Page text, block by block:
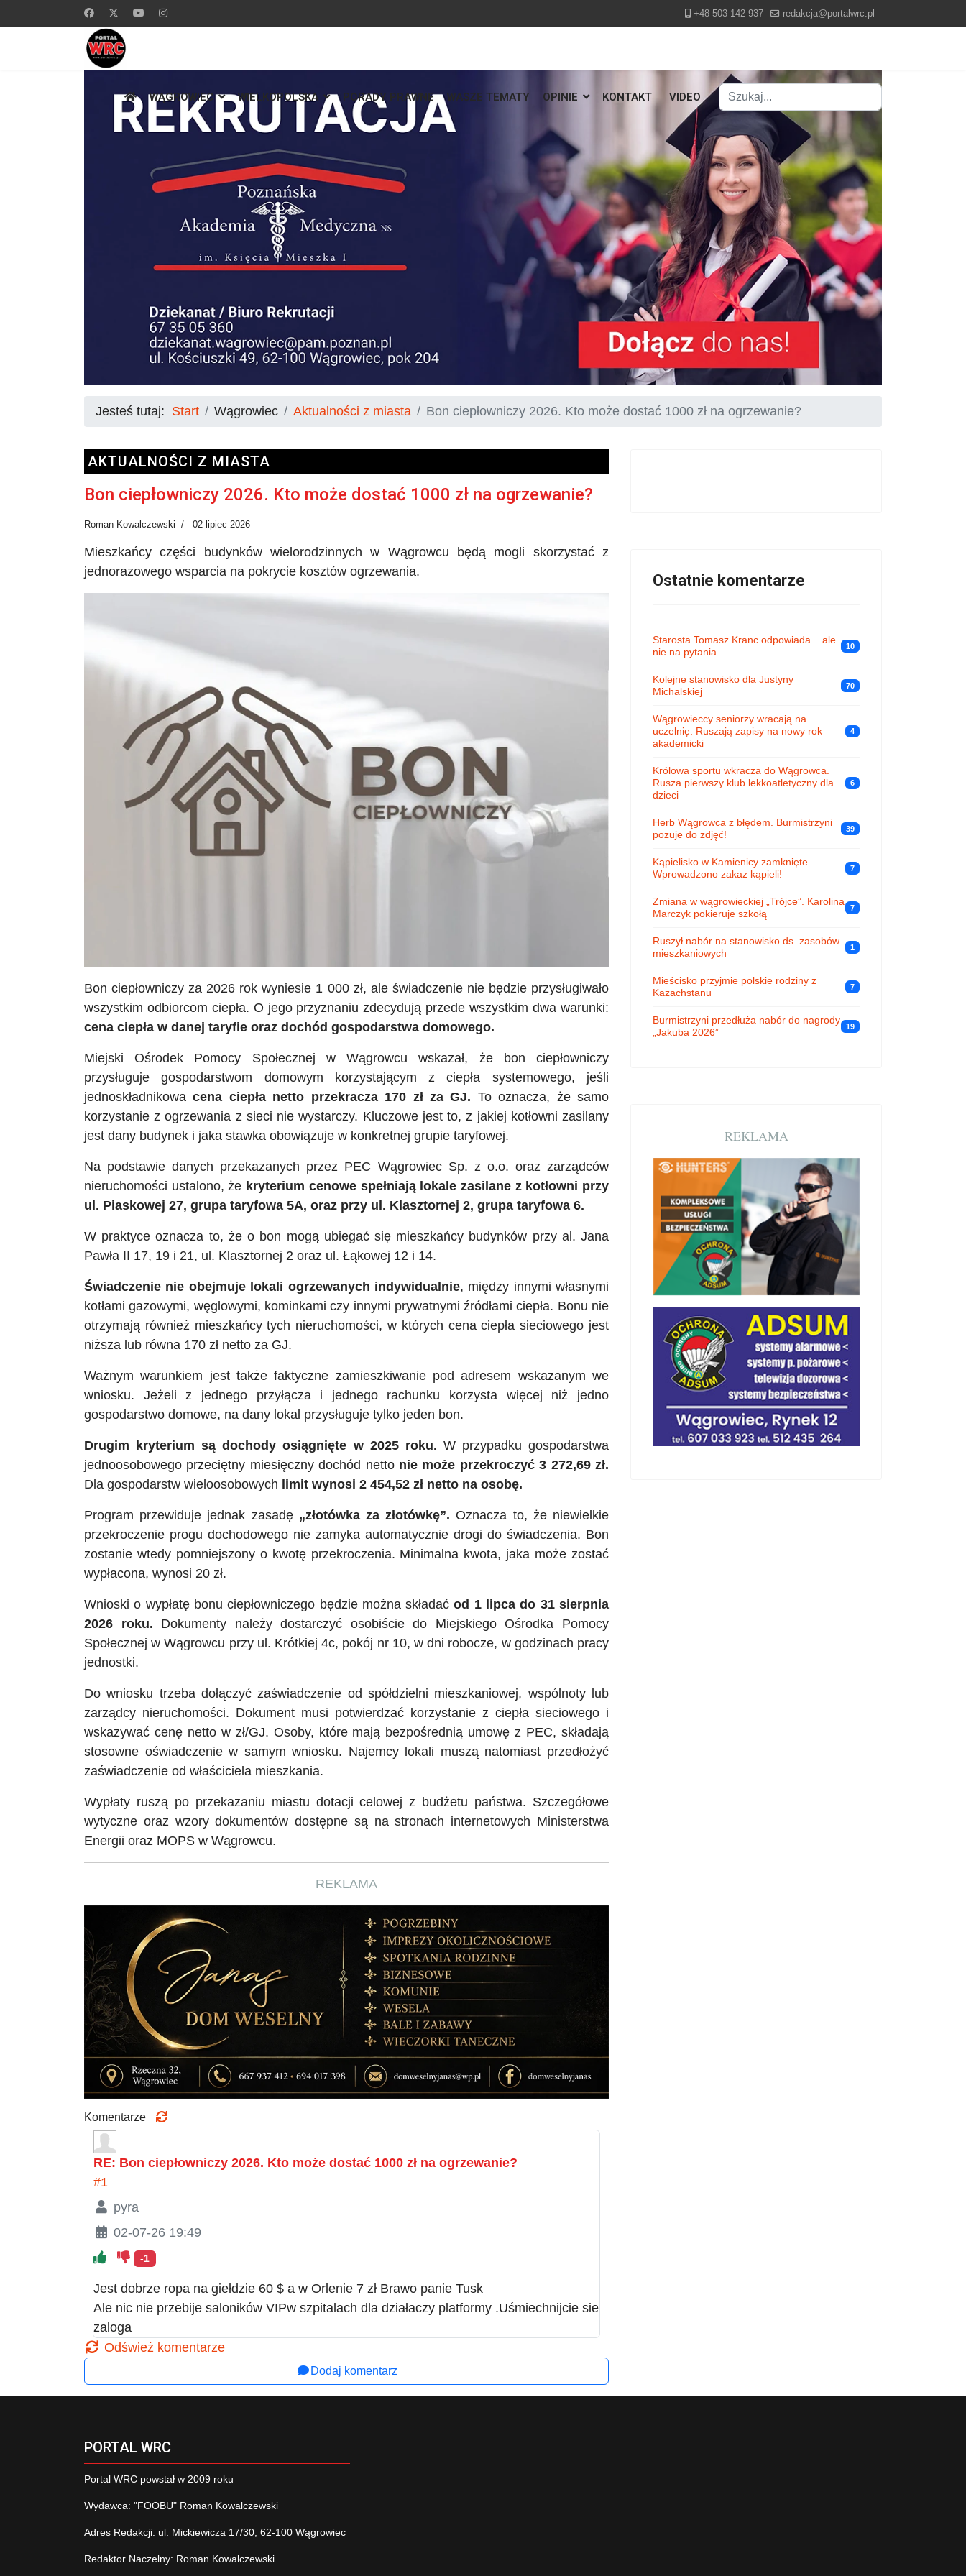
+48 503 142 937 redakcja@portalwrc.pl
WĄGROWIEC WIELKOPOLSKA PORADY PRAWNE WASZE TEMATY OPINIE KONTAKT VIDEO
Szukaj
Type 2 or more characters for results.
Jesteś tutaj: Start Wągrowiec Aktualności z miasta Bon ciepłowniczy 2026. Kto może dostać 1000 zł na ogrzewanie?
AKTUALNOŚCI Z MIASTA
Bon ciepłowniczy 2026. Kto może dostać 1000 zł na ogrzewanie?
Roman Kowalczewski 02 lipiec 2026
Mieszkańcy części budynków wielorodzinnych w Wągrowcu będą mogli skorzystać z
jednorazowego wsparcia na pokrycie kosztów ogrzewania.
Bon ciepłowniczy za 2026 rok wyniesie 1 000 zł, ale świadczenie nie będzie przysługiwało
wszystkim odbiorcom ciepła. O jego przyznaniu zdecydują przede wszystkim dwa warunki:
cena ciepła w danej taryfie oraz dochód gospodarstwa domowego.
Miejski Ośrodek Pomocy Społecznej w Wągrowcu wskazał, że bon ciepłowniczy
przysługuje gospodarstwom domowym korzystającym z ciepła systemowego, jeśli
jednoskładnikowacena ciepła netto przekracza 170 zł za GJ. To oznacza, że samo
korzystanie z ogrzewania z sieci nie wystarczy. Kluczowe jest to, z jakiej kotłowni zasilany
jest dany budynek i jaka stawka obowiązuje w konkretnej grupie taryfowej.
Na podstawie danych przekazanych przez PEC Wągrowiec Sp. z o.o. oraz zarządców
nieruchomości ustalono, że kryterium cenowe spełniają lokale zasilane z kotłowni przy
ul. Piaskowej 27, grupa taryfowa 5A, oraz przy ul. Klasztornej 2, grupa taryfowa 6.
W praktyce oznacza to, że o bon mogą ubiegać się mieszkańcy budynków przy al. Jana
Pawła II 17, 19 i 21, ul. Klasztornej 2 oraz ul. Łąkowej 12 i 14.
Świadczenie nie obejmuje lokali ogrzewanych indywidualnie, między innymi własnymi
kotłami gazowymi, węglowymi, kominkami czy innymi prywatnymi źródłami ciepła. Bonu nie
otrzymają również mieszkańcy tych nieruchomości, w których cena ciepła sieciowego jest
niższa lub równa 170 zł netto za GJ.
Ważnym warunkiem jest także faktyczne zamieszkiwanie pod adresem wskazanym we
wniosku. Jeżeli z jednego przyłącza i jednego rachunku korzysta więcej niż jedno
gospodarstwo domowe, na dany lokal przysługuje tylko jeden bon.
Drugim kryterium są dochody osiągnięte w 2025 roku. W przypadku gospodarstwa
jednoosobowego przeciętny miesięczny dochód nettonie może przekroczyć 3 272,69 zł.
Dla gospodarstw wieloosobowych limit wynosi 2 454,52 zł netto na osobę.
Program przewiduje jednak zasadę „złotówka za złotówkę”. Oznacza to, że niewielkie
przekroczenie progu dochodowego nie zamyka automatycznie drogi do świadczenia. Bon
zostanie wtedy pomniejszony o kwotę przekroczenia. Minimalna kwota, jaka może zostać
wypłacona, wynosi 20 zł.
Wnioski o wypłatę bonu ciepłowniczego będzie można składaćod 1 lipca do 31 sierpnia
2026 roku. Dokumenty należy dostarczyć osobiście do Miejskiego Ośrodka Pomocy
Społecznej w Wągrowcu przy ul. Krótkiej 4c, pokój nr 10, w dni robocze, w godzinach pracy
jednostki.
Do wniosku trzeba dołączyć zaświadczenie od spółdzielni mieszkaniowej, wspólnoty lub
zarządcy nieruchomości. Dokument musi potwierdzać korzystanie z ciepła sieciowego i
wskazywać cenę netto w zł/GJ. Osoby, które mają bezpośrednią umowę z PEC, składają
stosowne oświadczenie w samym wniosku. Najemcy lokali muszą natomiast przedłożyć
zaświadczenie od właściciela mieszkania.
Wypłaty ruszą po przekazaniu miastu dotacji celowej z budżetu państwa. Szczegółowe
wytyczne oraz wzory dokumentów dostępne są na stronach internetowych Ministerstwa
Energii oraz MOPS w Wągrowcu.
REKLAMA
Komentarze
RE: Bon ciepłowniczy 2026. Kto może dostać 1000 zł na ogrzewanie?
#1
pyra
02-07-26 19:49
-1
Jest dobrze ropa na giełdzie 60 $ a w Orlenie 7 zł Brawo panie Tusk
Ale nic nie przebije saloników VIPw szpitalach dla działaczy platformy .Uśmiechnijcie sie
zaloga
Odśwież komentarze
Dodaj komentarz
Ostatnie komentarze
Starosta Tomasz Kranc odpowiada... ale
nie na pytania
10
Kolejne stanowisko dla Justyny
Michalskiej
70
Wągrowieccy seniorzy wracają na
uczelnię. Ruszają zapisy na nowy rok
akademicki
4
Królowa sportu wkracza do Wągrowca.
Rusza pierwszy klub lekkoatletyczny dla
dzieci
6
Herb Wągrowca z błędem. Burmistrzyni
pozuje do zdjęć!
39
Kąpielisko w Kamienicy zamknięte.
Wprowadzono zakaz kąpieli!
7
Zmiana w wągrowieckiej „Trójce”. Karolina
Marczyk pokieruje szkołą
7
Ruszył nabór na stanowisko ds. zasobów
mieszkaniowych
1
Mieścisko przyjmie polskie rodziny z
Kazachstanu
7
Burmistrzyni przedłuża nabór do nagrody
„Jakuba 2026”
19
REKLAMA
PORTAL WRC
Portal WRC powstał w 2009 roku
Wydawca: "FOOBU" Roman Kowalczewski
Adres Redakcji: ul. Mickiewicza 17/30, 62-100 Wągrowiec
Redaktor Naczelny: Roman Kowalczewski